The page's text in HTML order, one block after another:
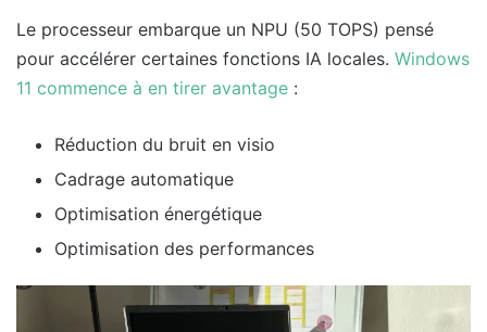
Le processeur embarque un NPU (50 TOPS) pensé
pour accélérer certaines fonctions IA locales. Windows
11 commence à en tirer avantage :
Réduction du bruit en visio
Cadrage automatique
Optimisation énergétique
Optimisation des performances